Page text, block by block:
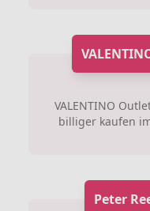
VALENTINO
billiger kaufen
Peter